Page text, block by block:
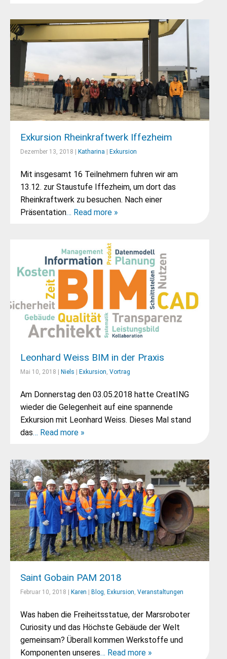
Exkursion Rheinkraftwerk Iffezheim
Dezember 13, 2018 | Katharina Exkursion
Mit insgesamt 16 Teilnehmern fuhren wir am
13.12. zur Staustufe Iffezheim, um dort das
Rheinkraftwerk zu besuchen. Nach einer
Präsentation… Read more »
Leonhard Weiss BIM in der Praxis
Mai 10, 2018 | Niels Exkursion, Vortrag
Am Donnerstag den 03.05.2018 hatte CreatING
wieder die Gelegenheit auf eine spannende
Exkursion mit Leonhard Weiss. Dieses Mal stand
das… Read more »
Saint Gobain PAM 2018
Februar 10, 2018 | Karen Blog, Exkursion, Veranstaltungen
Was haben die Freiheitsstatue, der Marsroboter
Curiosity und das Höchste Gebäude der Welt
gemeinsam? Überall kommen Werkstoffe und
Komponenten unseres… Read more »